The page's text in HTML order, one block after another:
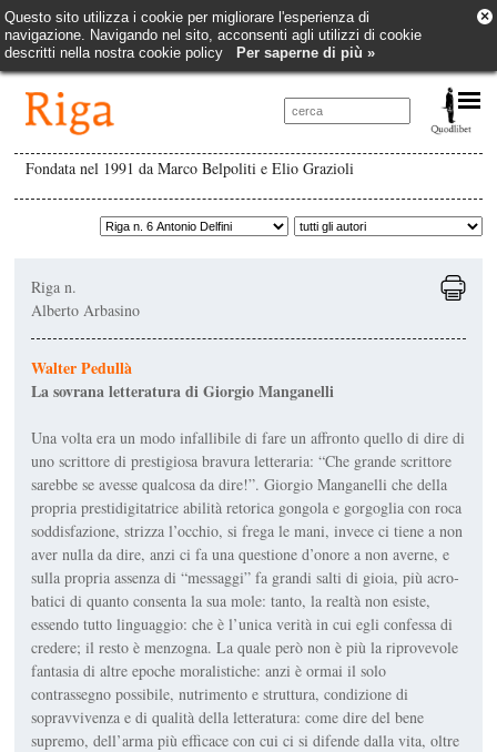
Questo sito utilizza i cookie per migliorare l'esperienza di
navigazione. Navigando nel sito, acconsenti agli utilizzi di cookie
descritti nella nostra cookie policy
Per saperne di più »
×
Fondata nel 1991 da Marco Belpoliti e Elio Grazioli
Riga n.
Alberto Arbasino
Walter Pedullà
La sovrana letteratura di Giorgio Manganelli
Una volta era un modo infallibile di fare un affronto quello di dire di
uno scrittore di prestigiosa bravura letteraria: “Che grande scrittore
sarebbe se avesse qualcosa da dire!”. Giorgio Manganelli che della
propria prestidigitatrice abilità retorica gongola e gorgoglia con roca
soddisfazione, strizza l’occhio, si frega le mani, invece ci tiene a non
aver nulla da dire, anzi ci fa una questione d’onore a non averne, e
sulla propria assenza di “messaggi” fa grandi salti di gioia, più acro­
batici di quanto consenta la sua mole: tanto, la realtà non esiste,
essendo tutto linguaggio: che è l’unica verità in cui egli confessa di
credere; il resto è menzogna. La quale però non è più la riprovevole
fantasia di altre epoche moralistiche: anzi è ormai il solo
contrassegno possibile, nutrimen­to e struttura, condizione di
sopravvivenza e di qualità della letteratura: come dire del bene
supremo, dell’arma più efficace con cui ci si difende dalla vita, oltre